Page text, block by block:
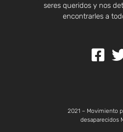
seres queridos y nos
encontrarles a
2021 – Movimiento
desaparecidos